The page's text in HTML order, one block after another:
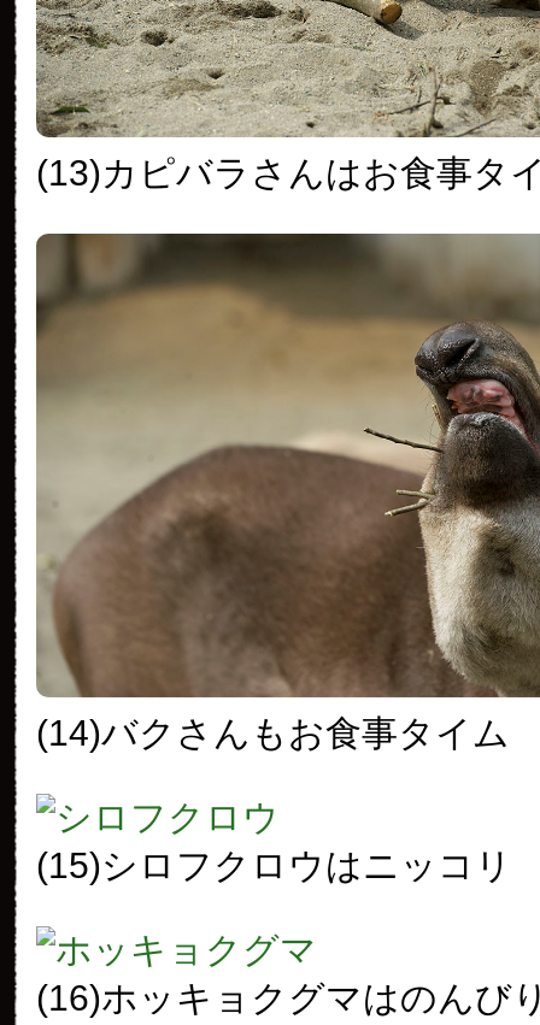
(13)カピバラさんはお食事タ
(14)バクさんもお食事タイム
(15)シロフクロウはニッコリ
(16)ホッキョクグマはのんび